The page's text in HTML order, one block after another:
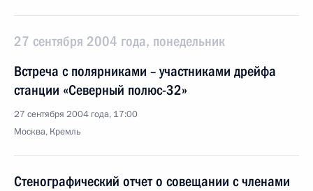
27 сентября 2004 года, понедельник
Встреча с полярниками – участниками дрейфа
станции «Северный полюс-32»
27 сентября 2004 года, 17:00
Москва, Кремль
Стенографический отчет о совещании с членами